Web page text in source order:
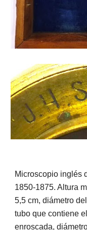
Microscopio inglés
1850-1875. Altura
5,5 cm, diámetro
tubo que contiene
enroscada,